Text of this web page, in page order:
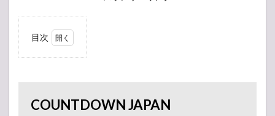
目次
セットリスト
COUNTDOWN JAPAN